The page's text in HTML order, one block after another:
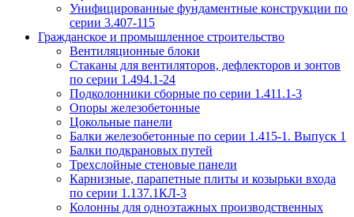
Унифицированные фундаментные конструкции по
серии 3.407-115
Гражданское и промышленное строительство
Вентиляционные блоки
Стаканы для вентиляторов, дефлекторов и зонтов
по серии 1.494.1-24
Подколонники сборные по серии 1.411.1-3
Опоры железобетонные
Цокольные панели
Балки железобетонные по серии 1.415-1. Выпуск 1
Балки подкрановых путей
Трехслойные стеновые панели
Карнизные, парапетные плиты и козырьки входа
по серии 1.137.1КЛ-3
Колонны для одноэтажных производственных